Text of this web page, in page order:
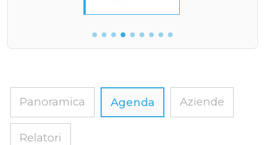
Panoramica Agenda Aziende
Relatori